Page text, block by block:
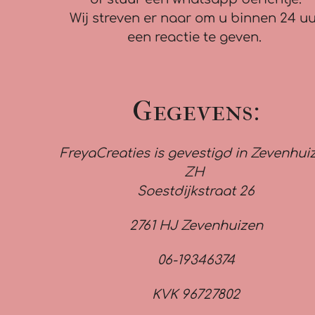
Wij streven er naar om u binnen 24
een reactie te geven.
Gegevens:
FreyaCreaties is gevestigd in
ZH
Soestdijkstraat 26
2761 HJ Zevenhuizen
06-19346374
KVK 96727802